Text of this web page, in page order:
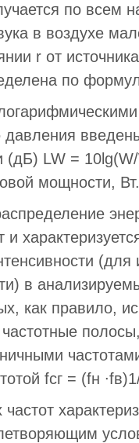
по всем
в воздухе
r от
по
давления
(дБ) LW =
мощности, Вт.
и
(для
в
как правило,
fсг = (fн